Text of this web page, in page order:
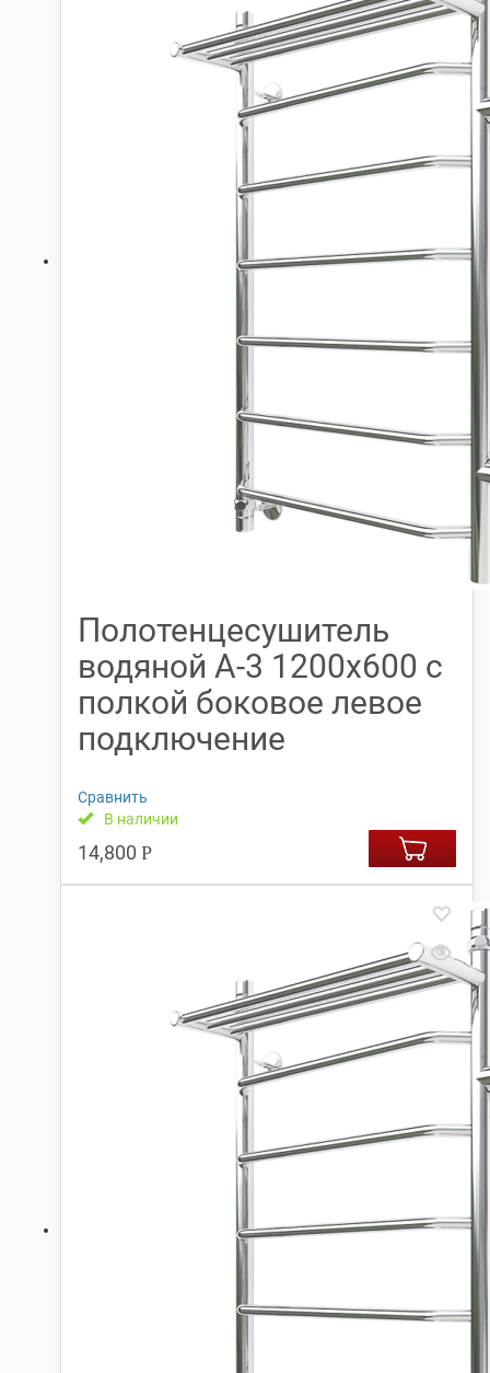
Полотенцесушитель
водяной А-3 1200х600 с
полкой боковое левое
подключение
Сравнить
В наличии
14,800 Р